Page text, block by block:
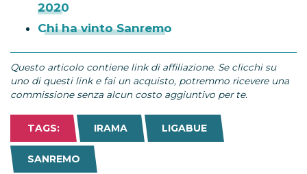
2020
Chi ha vinto Sanremo
Questo articolo contiene link di affiliazione. Se clicchi su
uno di questi link e fai un acquisto, potremmo ricevere una
commissione senza alcun costo aggiuntivo per te.
TAGS: IRAMA LIGABUE
SANREMO